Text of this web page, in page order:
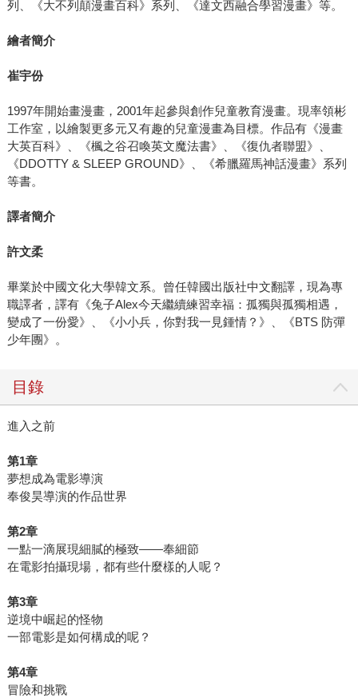
列、《大不列顛漫畫百科》系列、《達文西融合學習漫畫》等。
繪者簡介
崔宇份
1997年開始畫漫畫，2001年起參與創作兒童教育漫畫。現率領彬
工作室，以繪製更多元又有趣的兒童漫畫為目標。作品有《漫畫
大英百科》、《楓之谷召喚英文魔法書》、《復仇者聯盟》、
《DDOTTY & SLEEP GROUND》、《希臘羅馬神話漫畫》系列
等書。
譯者簡介
許文柔
畢業於中國文化大學韓文系。曾任韓國出版社中文翻譯，現為專
職譯者，譯有《兔子Alex今天繼續練習幸福：孤獨與孤獨相遇，
變成了一份愛》、《小小兵，你對我一見鍾情？》、《BTS 防彈
少年團》。
目錄
進入之前
第1章
夢想成為電影導演
奉俊昊導演的作品世界
第2章
一點一滴展現細膩的極致——奉細節
在電影拍攝現場，都有些什麼樣的人呢？
第3章
逆境中崛起的怪物
一部電影是如何構成的呢？
第4章
冒險和挑戰